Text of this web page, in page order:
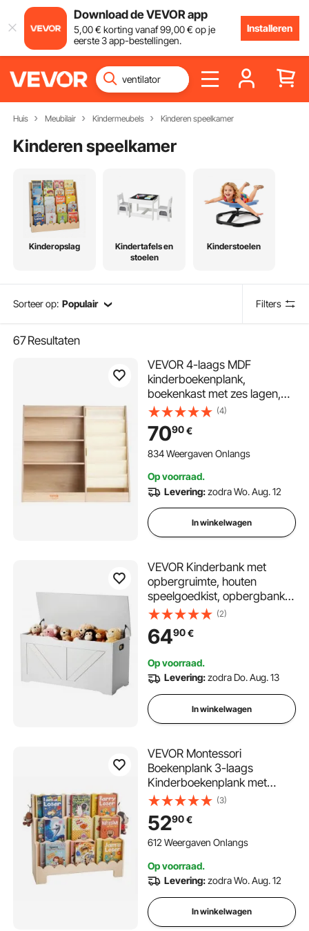
Download de VEVOR app
5,00€ korting vanaf99,00€ op je
eerste 3 app-bestellingen.
Installeren
Huis Meubilair Kindermeubels Kinderen speelkamer
Kinderen speelkamer
Kinderopslag
Kindertafels en
stoelen
Kinderstoelen
Sorteer op: Populair Filters
67Resultaten
VEVOR 4-laags MDF
kinderboekenplank,
boekenkast met zes lagen,
opbergplank voor baby's,
boeken- en speelgoedkast,
voor kinderkamers,
speelkamers en
(4)
7090€
834 Weergaven Onlangs
Op voorraad.
Levering:zodra Wo. Aug. 12
In winkelwagen
VEVOR Kinderbank met
opbergruimte, houten
speelgoedkist, opbergbank
met veiligheidsscharnier,
opbergkist voor speelkamer,
woonkamer, hal, 990 x 395 x
(2)
6490€
Op voorraad.
Levering:zodra Do. Aug. 13
In winkelwagen
VEVOR Montessori
Boekenplank 3-laags
Kinderboekenplank met
Gegolfde Rand, Boekenplank
aan de Voorkant met
Dubbele Haken,
Babyboekenplank
Kleuterschool Kleuterschool
(3)
5290€
612 Weergaven Onlangs
Op voorraad.
Levering:zodra Wo. Aug. 12
In winkelwagen